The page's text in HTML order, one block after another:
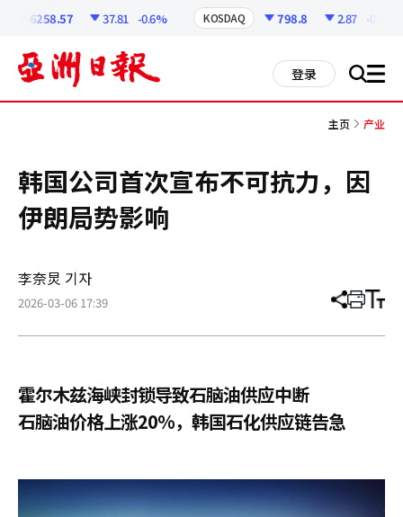
6258.57 37.81 -0.6% KOSDAQ 798.8 2.87 -0.36%
登录 搜 all
主页 产业
韩国公司首次宣布不可抗力，因
伊朗局势影响
李奈炅 기자
2026-03-06 17:39 分
章
打 调
小
霍尔木兹海峡封锁导致石脑油供应中断
石脑油价格上涨20%，韩国石化供应链告急